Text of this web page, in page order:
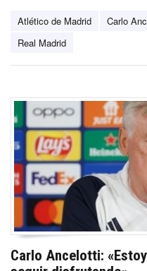
Atlético de Madrid Carlo
Real Madrid
Carlo Ancelotti: